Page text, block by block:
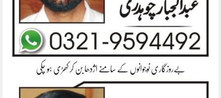
بےروزگاری نوجوانوں کے سامنے اژدھا بن کر کھڑی ہو چکی